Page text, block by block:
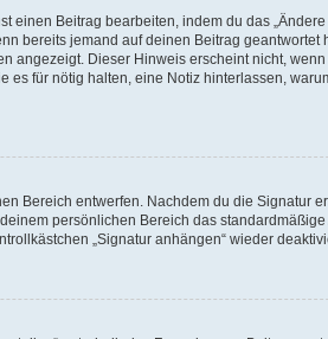
Beitrag bearbeiten, indem du das „Ändere
bereits jemand auf deinen Beitrag geantwortet
angezeigt. Dieser Hinweis erscheint nicht,
für nötig halten, eine Notiz hinterlassen,
Bereich entwerfen. Nachdem du die Signatur
persönlichen Bereich das
„Signatur anhängen“ wieder